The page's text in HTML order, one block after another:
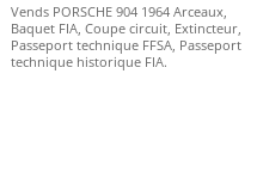
Vends PORSCHE 904 1964 Arceaux,
Baquet FIA, Coupe circuit, Extincteur,
Passeport technique FFSA, Passeport
technique historique FIA.